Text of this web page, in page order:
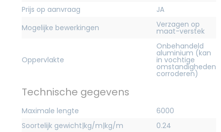
Prijs op aanvraag
JA
Mogelijke bewerkingen
Verzagen op
maat-verstek
Oppervlakte
Onbehandeld
aluminium (kan
in vochtige
omstandigheden
corroderen)
Technische gegevens
Maximale lengte
6000
Soortelijk gewicht|kg/m|kg/m
0.24